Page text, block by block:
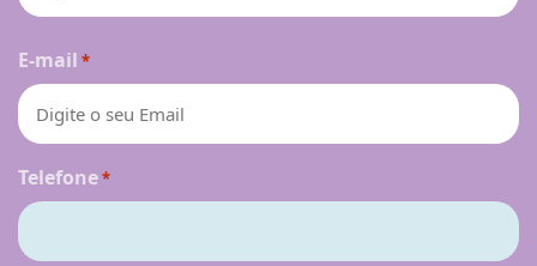
E-mail *
Telefone*